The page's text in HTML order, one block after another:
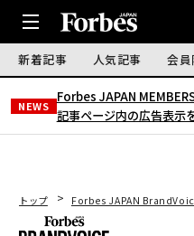
新着記事 人気記事 会
NEWS
Forbes JAPAN
記事ページ内の広告表示
トップ Forbes JAPAN